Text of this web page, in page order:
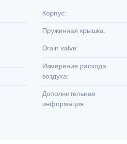
Корпус:
Пружинная крышка:
Drain valve:
Измерение расхода
воздуха:
Дополнительная
информация: